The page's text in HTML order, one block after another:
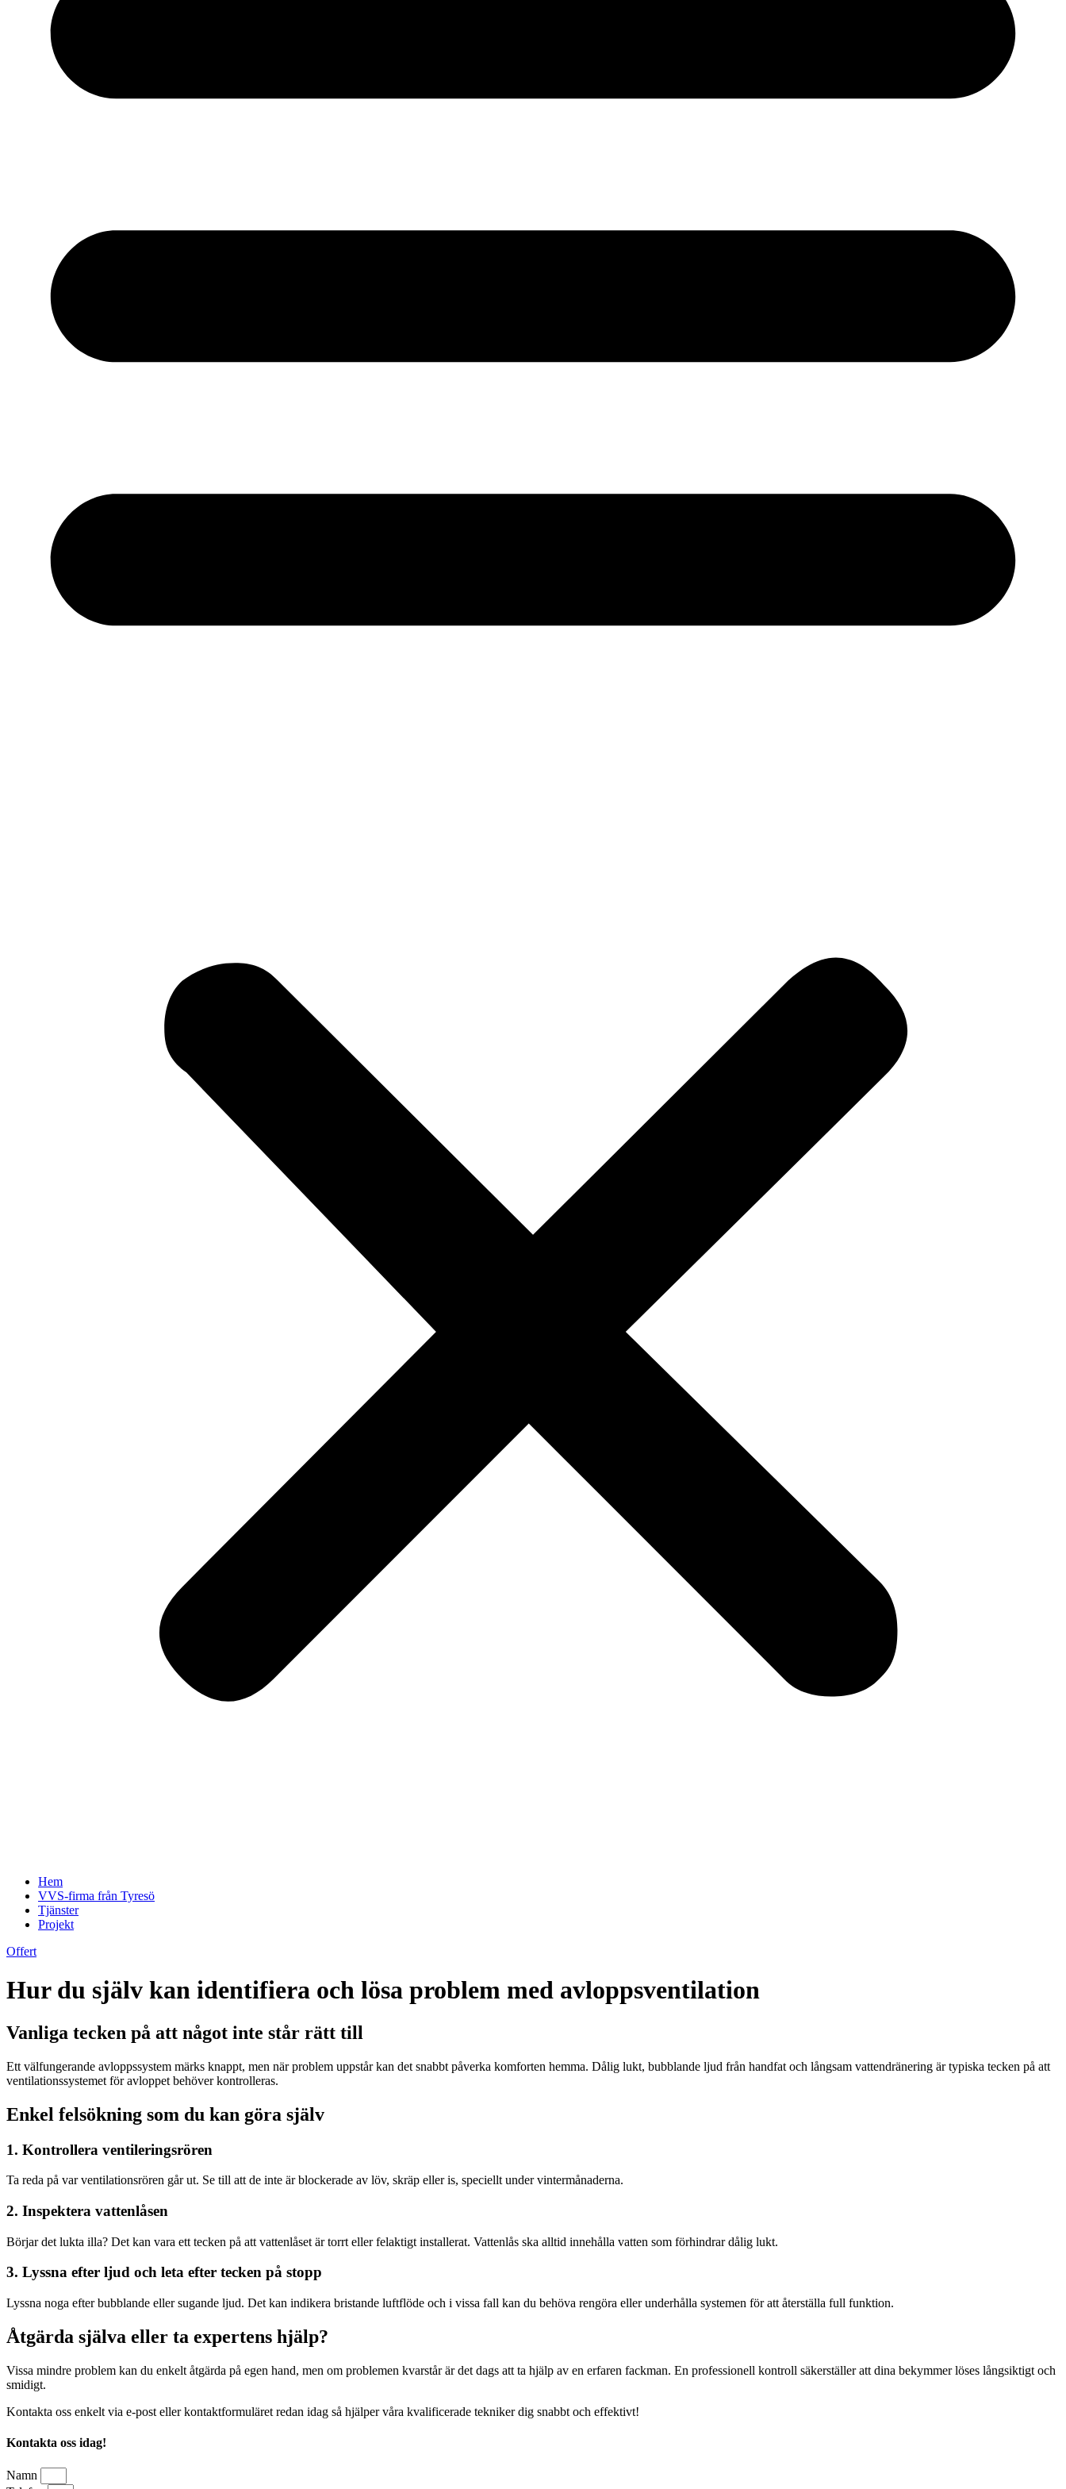
Hem
VVS-firma från Tyresö
Tjänster
Projekt
Offert
Hur du själv kan identifiera och lösa problem med avloppsventilation
Vanliga tecken på att något inte står rätt till
Ett välfungerande avloppssystem märks knappt, men när problem uppstår kan det snabbt påverka komforten hemma. Dålig lukt, bubblande ljud från handfat och långsam vattendränering är typiska tecken på att
ventilationssystemet för avloppet behöver kontrolleras.
Enkel felsökning som du kan göra själv
1. Kontrollera ventileringsrören
Ta reda på var ventilationsrören går ut. Se till att de inte är blockerade av löv, skräp eller is, speciellt under vintermånaderna.
2. Inspektera vattenlåsen
Börjar det lukta illa? Det kan vara ett tecken på att vattenlåset är torrt eller felaktigt installerat. Vattenlås ska alltid innehålla vatten som förhindrar dålig lukt.
3. Lyssna efter ljud och leta efter tecken på stopp
Lyssna noga efter bubblande eller sugande ljud. Det kan indikera bristande luftflöde och i vissa fall kan du behöva rengöra eller underhålla systemen för att återställa full funktion.
Åtgärda själva eller ta expertens hjälp?
Vissa mindre problem kan du enkelt åtgärda på egen hand, men om problemen kvarstår är det dags att ta hjälp av en erfaren fackman. En professionell kontroll säkerställer att dina bekymmer löses långsiktigt och
smidigt.
Kontakta oss enkelt via e-post eller kontaktformuläret redan idag så hjälper våra kvalificerade tekniker dig snabbt och effektivt!
Kontakta oss idag!
Namn